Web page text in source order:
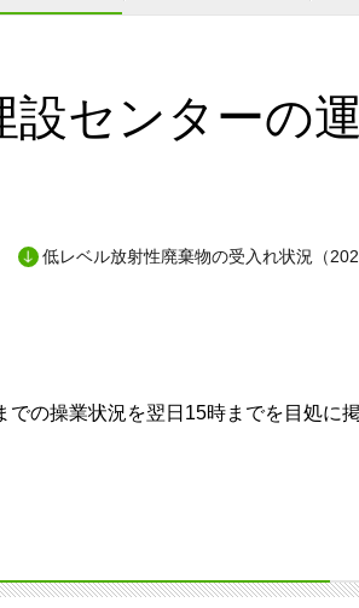
センターの
低レベル放射性廃棄物の受入れ状況（
の操業状況を翌日15時までを目処に